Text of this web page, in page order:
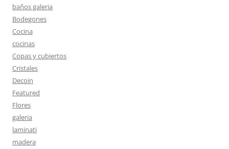
baños galeria
Bodegones
Cocina
cocinas
Copas y cubiertos
Cristales
Decoin
Featured
Flores
galeria
laminati
madera